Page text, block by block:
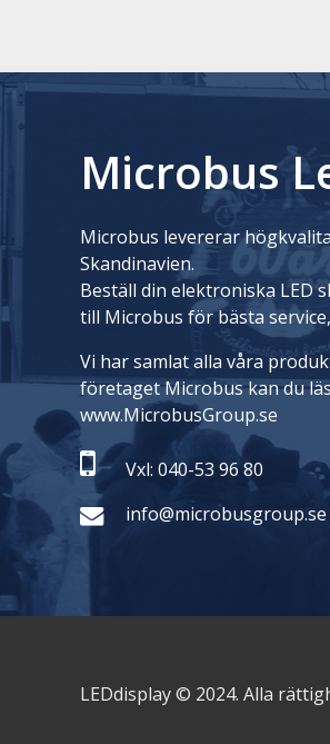
Microbus
Microbus levererar
Skandinavien.
Beställ din elektroniska LED
till Microbus för bästa
Vi har samlat alla våra
företaget Microbus kan du
www.MicrobusGroup.se
Vxl: 040-53 96 80
info@microbusgroup.se
LEDdisplay © 2024. Alla